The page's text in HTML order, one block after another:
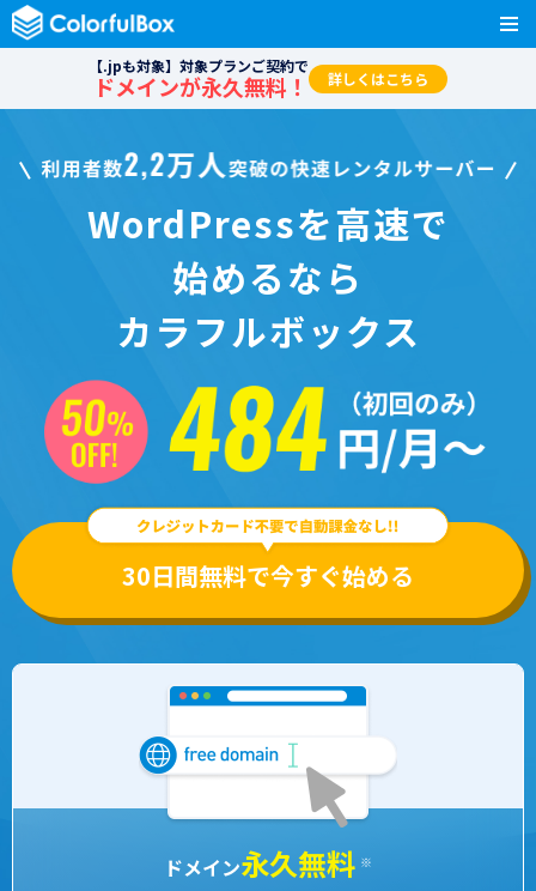
【.jpも対象】対象プランご契約で
ドメインが永久無料！ 詳しくはこちら
WordPressを高速で
始めるなら
カラフルボックス
30日間無料で今すぐ始める
ドメイン永久無料 ※